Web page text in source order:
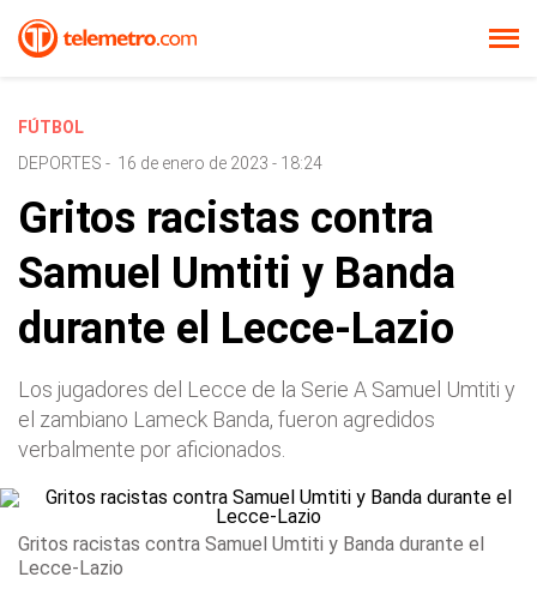
FÚTBOL
DEPORTES - 16 de enero de 2023 - 18:24
Gritos racistas contra
Samuel Umtiti y Banda
durante el Lecce-Lazio
Los jugadores del Lecce de la Serie A Samuel Umtiti y
el zambiano Lameck Banda, fueron agredidos
verbalmente por aficionados.
Gritos racistas contra Samuel Umtiti y Banda durante el
Lecce-Lazio